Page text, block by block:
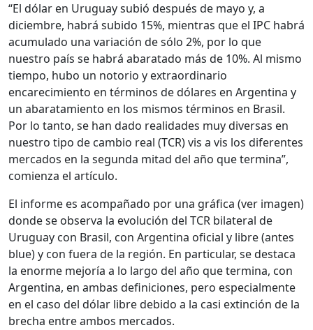
“El dólar en Uruguay subió después de mayo y, a
diciembre, habrá subido 15%, mientras que el IPC habrá
acumulado una variación de sólo 2%, por lo que
nuestro país se habrá abaratado más de 10%. Al mismo
tiempo, hubo un notorio y extraordinario
encarecimiento en términos de dólares en Argentina y
un abaratamiento en los mismos términos en Brasil.
Por lo tanto, se han dado realidades muy diversas en
nuestro tipo de cambio real (TCR) vis a vis los diferentes
mercados en la segunda mitad del año que termina”,
comienza el artículo.
El informe es acompañado por una gráfica (ver imagen)
donde se observa la evolución del TCR bilateral de
Uruguay con Brasil, con Argentina oficial y libre (antes
blue) y con fuera de la región. En particular, se destaca
la enorme mejoría a lo largo del año que termina, con
Argentina, en ambas definiciones, pero especialmente
en el caso del dólar libre debido a la casi extinción de la
brecha entre ambos mercados.